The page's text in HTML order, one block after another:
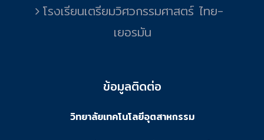
โรงเรียนเตรียมวิศวกรรมศาสตร์ ไทย-
เยอรมัน
ข้อมูลติดต่อ
วิทยาลัยเทคโนโลยีอุตสาหกรรม